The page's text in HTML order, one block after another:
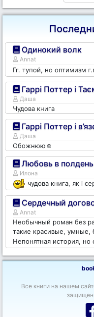
Одинокий волк
Annat
Гг. тупой, но оптимизм
Гаррі Поттер і
Даша
Чудова книга
Гаррі Поттер і
Даша
Обожнюю☺️
Любовь в полдень
Илона
чудова книга, як і
Сердечный
Annat
Необычный роман без
такие красивые, умные,
Непонятная история, но
Все книги на нашем